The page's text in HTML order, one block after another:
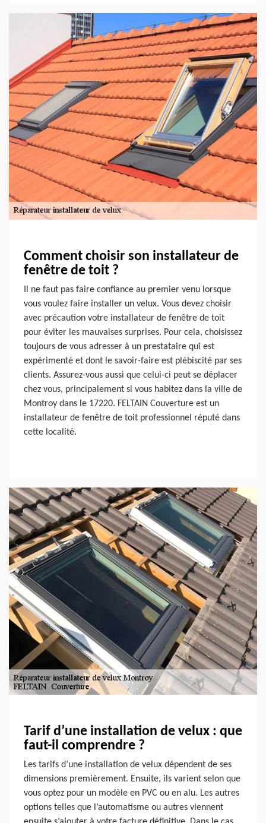
Comment choisir son installateur de
fenêtre de toit ?
Il ne faut pas faire confiance au premier venu lorsque
vous voulez faire installer un velux. Vous devez choisir
avec précaution votre installateur de fenêtre de toit
pour éviter les mauvaises surprises. Pour cela, choisissez
toujours de vous adresser à un prestataire qui est
expérimenté et dont le savoir-faire est plébiscité par ses
clients. Assurez-vous aussi que celui-ci peut se déplacer
chez vous, principalement si vous habitez dans la ville de
Montroy dans le 17220. FELTAIN Couverture est un
installateur de fenêtre de toit professionnel réputé dans
cette localité.
Tarif d’une installation de velux : que
faut-il comprendre ?
Les tarifs d’une installation de velux dépendent de ses
dimensions premièrement. Ensuite, ils varient selon que
vous optez pour un modèle en PVC ou en alu. Les autres
options telles que l’automatisme ou autres viennent